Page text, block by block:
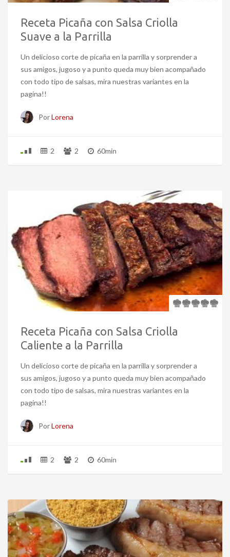
Receta Picaña con Salsa Criolla
Suave a la Parrilla
Un delicioso corte de picaña en la parrilla y sorprender a
sus amigos, jugoso y a punto queda muy bien acompañado
con todo tipo de salsas, mira nuestras variantes en la
pagina!!
PorLorena
2 2 60min
Receta Picaña con Salsa Criolla
Caliente a la Parrilla
Un delicioso corte de picaña en la parrilla y sorprender a
sus amigos, jugoso y a punto queda muy bien acompañado
con todo tipo de salsas, mira nuestras variantes en la
pagina!!
PorLorena
2 2 60min